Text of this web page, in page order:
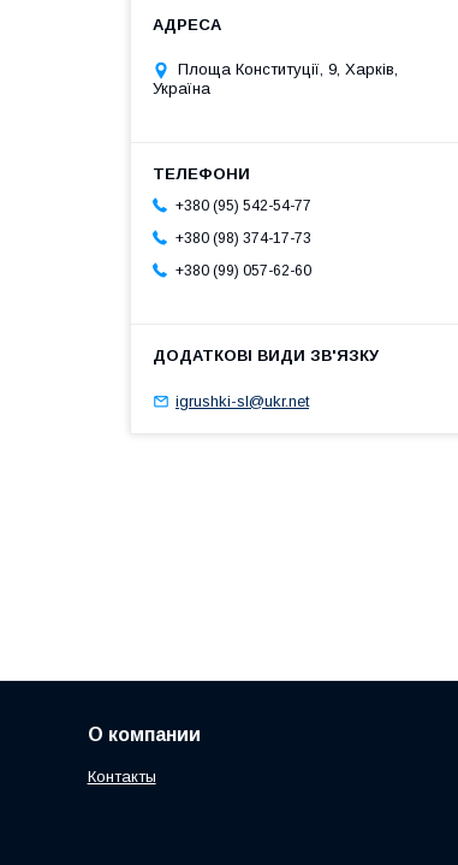
Площа Конституції, 9, Харків,
Україна
+380 (95) 542-54-77
+380 (98) 374-17-73
+380 (99) 057-62-60
igrushki-sl@ukr.net
О компании
Контакты